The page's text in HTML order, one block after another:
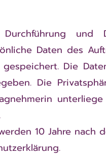
und
Daten des
Die
Die
10 Jahre